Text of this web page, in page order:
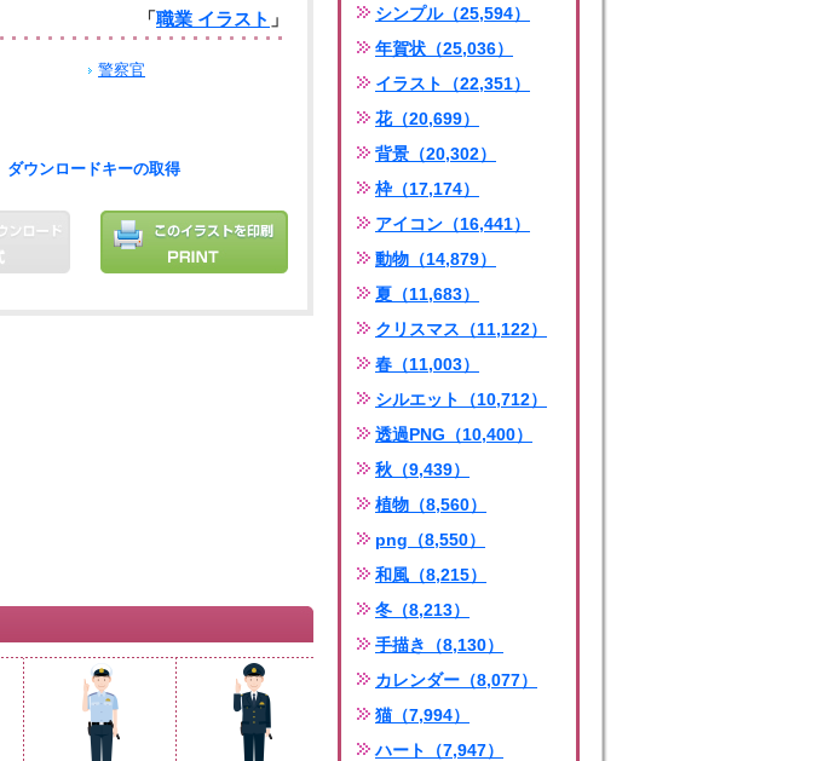
「職業 イラスト 」
警察官
ダウンロードキーの取得
シンプル（25,594）
年賀状（25,036）
イラスト（22,351）
花（20,699）
背景（20,302）
枠（17,174）
アイコン（16,441）
動物（14,879）
夏（11,683）
クリスマス（11,122）
春（11,003）
シルエット（10,712）
透過PNG（10,400）
秋（9,439）
植物（8,560）
png（8,550）
和風（8,215）
冬（8,213）
手描き（8,130）
カレンダー（8,077）
猫（7,994）
ハート（7,947）